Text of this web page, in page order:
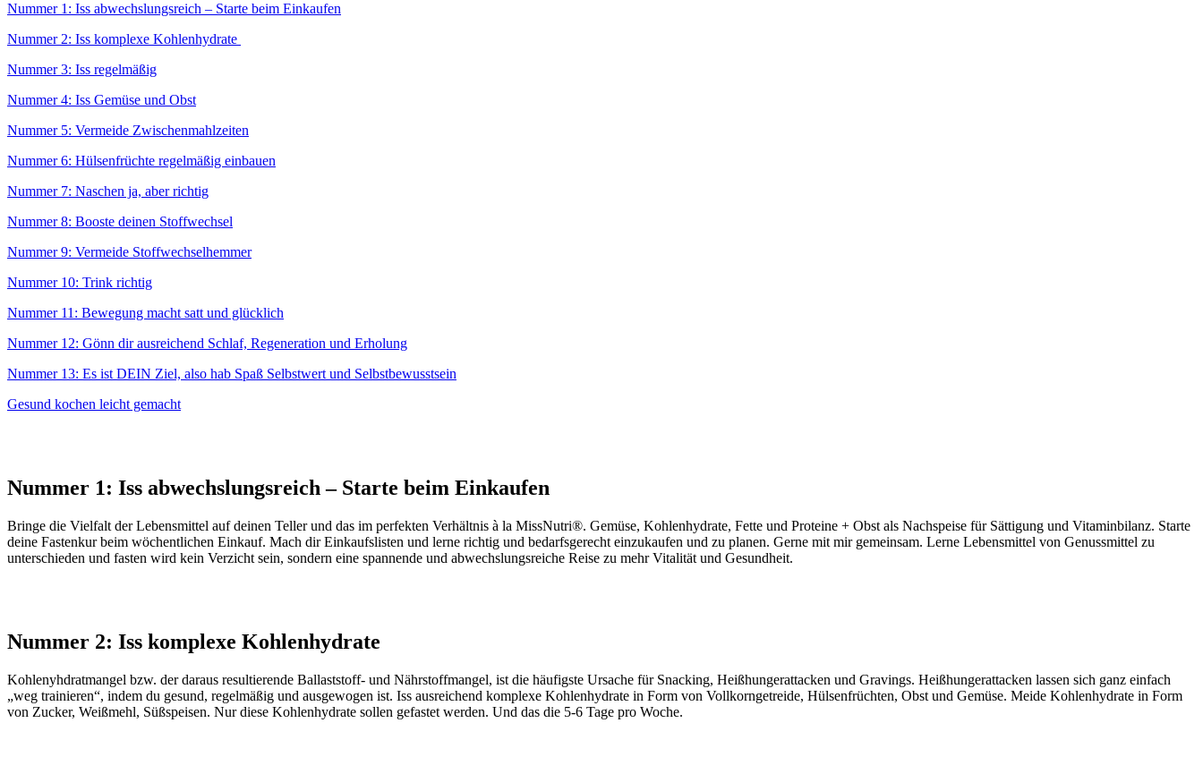
Nummer 1: Iss abwechslungsreich – Starte beim Einkaufen
Nummer 2: Iss komplexe Kohlenhydrate
Nummer 3: Iss regelmäßig
Nummer 4: Iss Gemüse und Obst
Nummer 5: Vermeide Zwischenmahlzeiten
Nummer 6: Hülsenfrüchte regelmäßig einbauen
Nummer 7: Naschen ja, aber richtig
Nummer 8: Booste deinen Stoffwechsel
Nummer 9: Vermeide Stoffwechselhemmer
Nummer 10: Trink richtig
Nummer 11: Bewegung macht satt und glücklich
Nummer 12: Gönn dir ausreichend Schlaf, Regeneration und Erholung
Nummer 13: Es ist DEIN Ziel, also hab Spaß Selbstwert und Selbstbewusstsein
Gesund kochen leicht gemacht
Nummer 1: Iss abwechslungsreich – Starte beim Einkaufen
Bringe die Vielfalt der Lebensmittel auf deinen Teller und das im perfekten Verhältnis à la MissNutri®. Gemüse, Kohlenhydrate, Fette und Proteine + Obst als Nachspeise für Sättigung und Vitaminbilanz. Starte
deine Fastenkur beim wöchentlichen Einkauf. Mach dir Einkaufslisten und lerne richtig und bedarfsgerecht einzukaufen und zu planen. Gerne mit mir gemeinsam. Lerne Lebensmittel von Genussmittel zu
unterschieden und fasten wird kein Verzicht sein, sondern eine spannende und abwechslungsreiche Reise zu mehr Vitalität und Gesundheit.
Nummer 2: Iss komplexe Kohlenhydrate
Kohlenyhdratmangel bzw. der daraus resultierende Ballaststoff- und Nährstoffmangel, ist die häufigste Ursache für Snacking, Heißhungerattacken und Gravings. Heißhungerattacken lassen sich ganz einfach
„weg trainieren“, indem du gesund, regelmäßig und ausgewogen ist. Iss ausreichend komplexe Kohlenhydrate in Form von Vollkorngetreide, Hülsenfrüchten, Obst und Gemüse. Meide Kohlenhydrate in Form
von Zucker, Weißmehl, Süßspeisen. Nur diese Kohlenhydrate sollen gefastet werden. Und das die 5-6 Tage pro Woche.